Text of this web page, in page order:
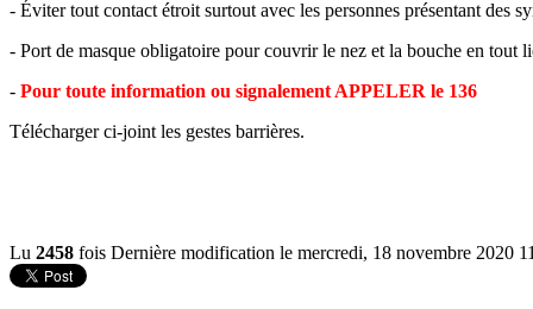
- Éviter tout contact étroit surtout avec les personnes présentant des
- Port de masque obligatoire pour couvrir le nez et la bouche en tout
- Pour toute information ou signalement APPELER le 136
Télécharger ci-joint les gestes barrières.
Lu 2458 fois Dernière modification le mercredi, 18 novembre 2020